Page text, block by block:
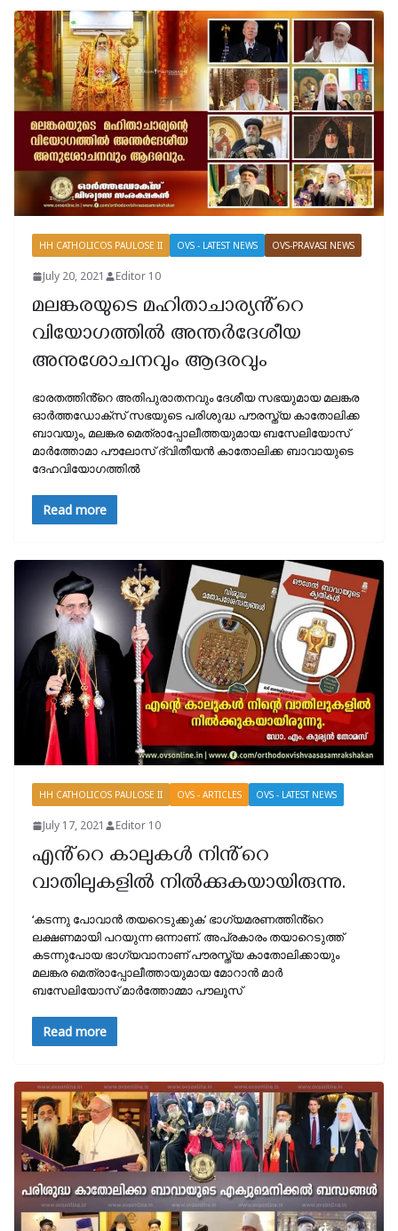
HH CATHOLICOS PAULOSE II OVS - LATEST NEWS OVS-PRAVASI NEWS
July 20, 2021 Editor 10
മലങ്കരയുടെ മഹിതാചാര്യൻ്റെ
വിയോഗത്തിൽ അന്തർദേശീയ
അനുശോചനവും ആദരവും
ഭാരതത്തിൻ്റെ അതിപുരാതനവും ദേശീയ സഭയുമായ മലങ്കര
ഓർത്തഡോക്സ്‌ സഭയുടെ പരിശുദ്ധ പൗരസ്ത്യ കാതോലിക്ക
ബാവയും, മലങ്കര മെത്രാപ്പോലീത്തയുമായ ബസേലിയോസ്
മാർത്തോമാ പൗലോസ് ദ്വിതീയൻ കാതോലിക്ക ബാവായുടെ
ദേഹവിയോഗത്തിൽ
Read more
HH CATHOLICOS PAULOSE II OVS - ARTICLES OVS - LATEST NEWS
July 17, 2021 Editor 10
എൻ്റെ കാലുകള്‍ നിൻ്റെ
വാതിലുകളില്‍ നില്‍ക്കുകയായിരുന്നു.
‘കടന്നു പോവാന്‍ തയറെടുക്കുക’ ഭാഗ്യമരണത്തിൻ്റെ
ലക്ഷണമായി പറയുന്ന ഒന്നാണ്. അപ്രകാരം തയാറെടുത്ത്
കടന്നുപോയ ഭാഗ്യവാനാണ് പൗരസ്ത്യ കാതോലിക്കായും
മലങ്കര മെത്രാപ്പോലീത്തായുമായ മോറാന്‍ മാര്‍
ബസേലിയോസ് മാര്‍ത്തോമ്മാ പൗലൂസ്
Read more